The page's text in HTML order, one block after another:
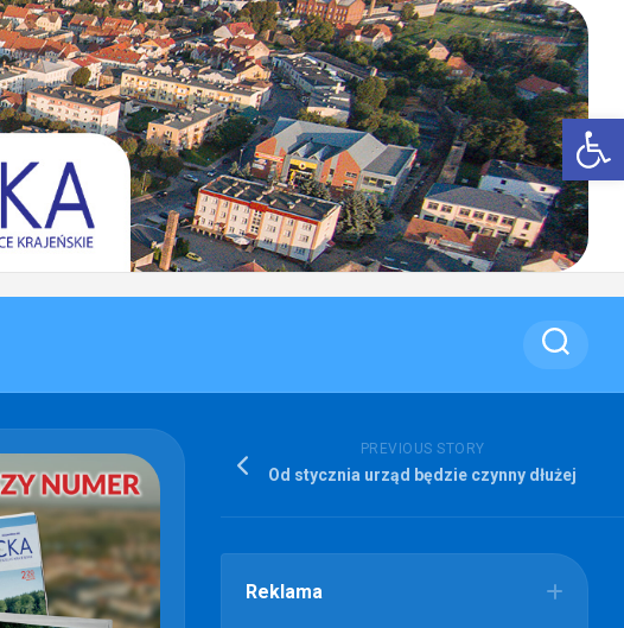
PREVIOUS STORY
Od stycznia urząd będzie czynny dłużej
Reklama